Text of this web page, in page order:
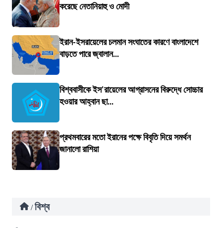
করেছে নেতানিয়াহু ও মোদী
ইরান-ইসরায়েলের চলমান সংঘাতের কারণে বাংলাদেশে
বাড়তে পারে জ্বালান...
বিশ্ববাসীকে ইস'রায়েলের আগ্রাসনের বিরুদ্ধে সোচ্চার
হওয়ার আহ্বান ছা...
প্রথমবারের মতো ইরানের পক্ষে বিবৃতি দিয়ে সমর্থন
জানালো রাশিয়া
/ বিশ্ব